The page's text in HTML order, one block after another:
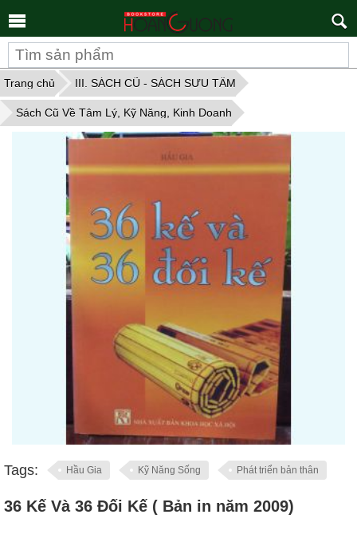
Trang chủ III. SÁCH CŨ - SÁCH SƯU TẦM
Sách Cũ Về Tâm Lý, Kỹ Năng, Kinh Doanh
Tags: Hầu Gia Kỹ Năng Sống Phát triển bản thân
36 Kế Và 36 Đối Kế ( Bản in năm 2009)